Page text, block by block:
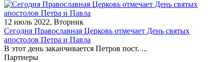
12 июль 2022, Вторник
Сегодня Православная Церковь отмечает День святых
апостолов Петра и Павла
В этот день заканчивается Петров пост. ...
Партнеры